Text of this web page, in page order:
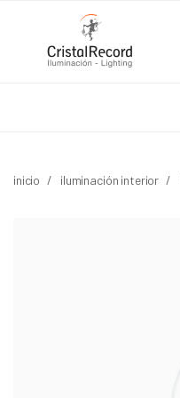
inicio iluminación interior